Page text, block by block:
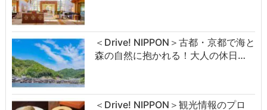
＜Drive! NIPPON＞古都・京都で海と
森の自然に抱かれる！大人の休日…
＜Drive! NIPPON＞観光情報のプロ